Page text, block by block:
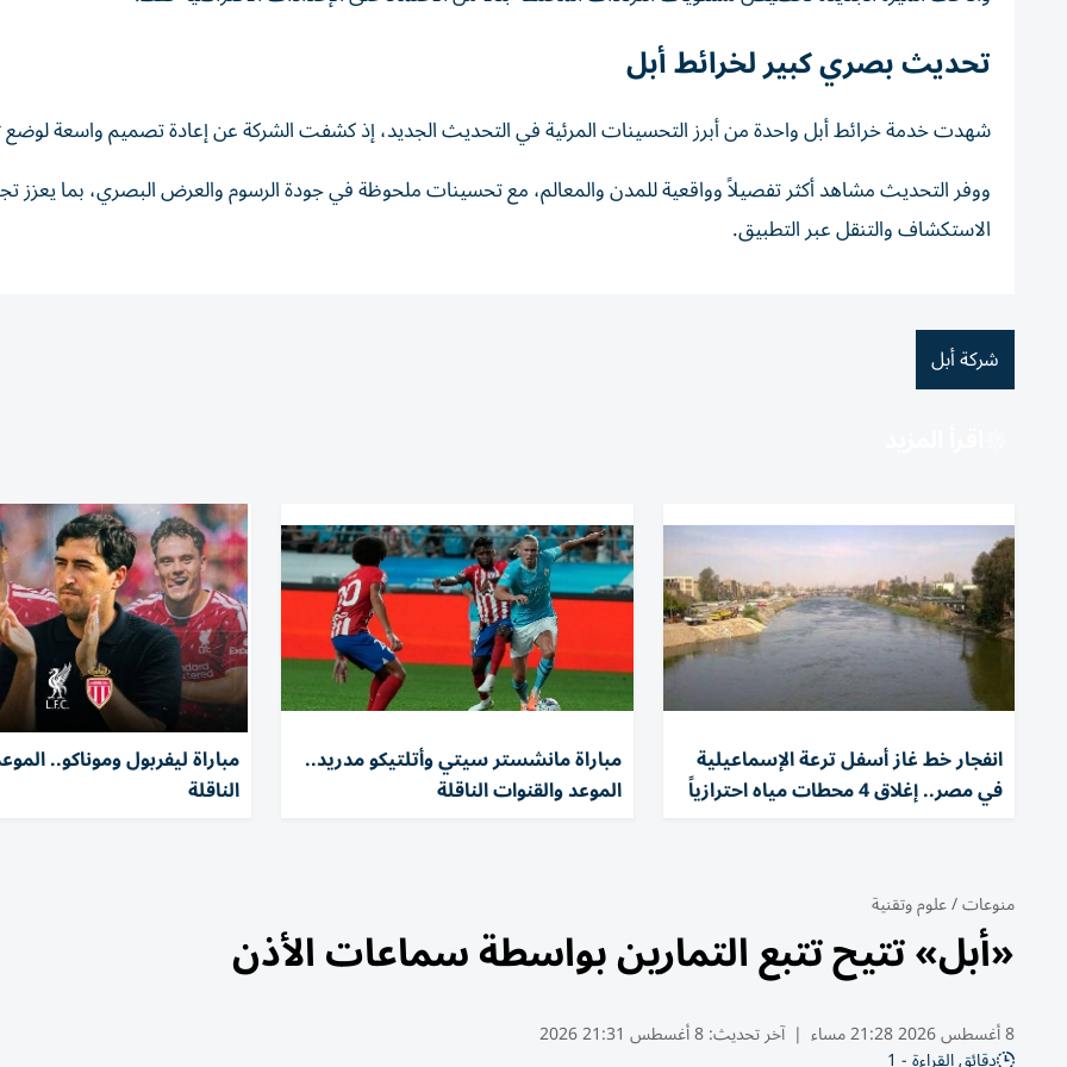
تحديث بصري كبير لخرائط أبل
شهدت خدمة خرائط أبل واحدة من أبرز التحسينات المرئية في التحديث الجديد، إذ كشفت الشركة عن إعادة تصميم واسعة لوضع Flyover.
ووفر التحديث مشاهد أكثر تفصيلاً وواقعية للمدن والمعالم، مع تحسينات ملحوظة في جودة الرسوم والعرض البصري، بما يعزز
الاستكشاف والتنقل عبر التطبيق.
شركة أبل
انفجار خط غاز أسفل ترعة الإسماعيلية
في مصر.. إغلاق 4 محطات مياه احترازياً
مباراة مانشستر سيتي وأتلتيكو مدريد..
الموعد والقنوات الناقلة
مباراة ليفربول وموناكو..
الناقلة
منوعات/علوم وتقنية
«أبل» تتيح تتبع التمارين بواسطة سماعات الأذن
8 أغسطس 2026 21:28 مساء | آخر تحديث:8 أغسطس 21:31 2026